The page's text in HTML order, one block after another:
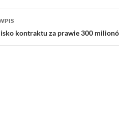
kontraktu za prawie 300